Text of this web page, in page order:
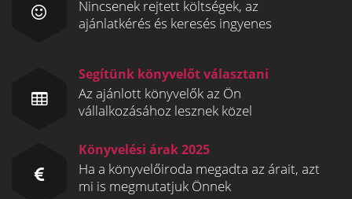
Nincsenek rejtett költségek, az
ajánlatkérés és keresés ingyenes
Segítünk könyvelőt választani
Az ajánlott könyvelők az Ön
vállalkozásához lesznek közel
Könyvelési árak 2025
Ha a könyvelőiroda megadta az árait, azt
mi is megmutatjuk Önnek